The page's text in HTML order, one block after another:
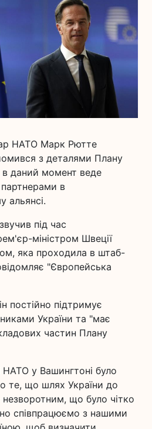
НАТО Марк Рютте
з деталями Плану
в даний момент веде
партнерами в
альянсі.
під час
міністром Швеції
яка проходила в штаб-
"Європейська
постійно підтримує
України та "має
частин Плану
НАТО у Вашингтоні було
те, що шлях України до
незворотним, що було чітко
співпрацюємо з нашими